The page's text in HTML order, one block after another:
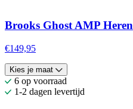
Brooks Ghost AMP Heren
€149,95
Kies je maat
6 op voorraad
1-2 dagen levertijd